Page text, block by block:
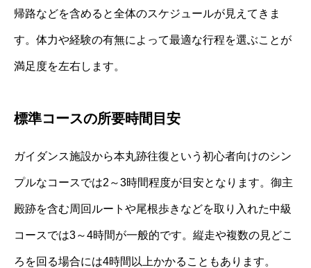
帰路などを含めると全体のスケジュールが見えてきま
す。体力や経験の有無によって最適な行程を選ぶことが
満足度を左右します。
標準コースの所要時間目安
ガイダンス施設から本丸跡往復という初心者向けのシン
プルなコースでは2～3時間程度が目安となります。御主
殿跡を含む周回ルートや尾根歩きなどを取り入れた中級
コースでは3～4時間が一般的です。縦走や複数の見どこ
ろを回る場合には4時間以上かかることもあります。